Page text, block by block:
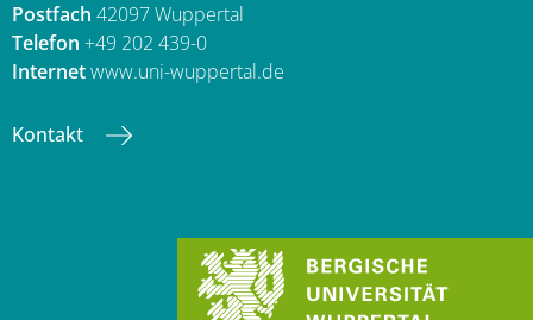
Postfach 42097 Wuppertal
Telefon +49 202 439-0
Internetwww.uni-wuppertal.de
Kontakt